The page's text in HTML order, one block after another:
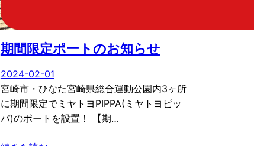
期間限定ポートのお知らせ
2024-02-01
宮崎市・ひなた宮崎県総合運動公園内3ヶ所
に期間限定でミヤトヨPIPPA(ミヤトヨピッ
パ)のポートを設置！ 【期…